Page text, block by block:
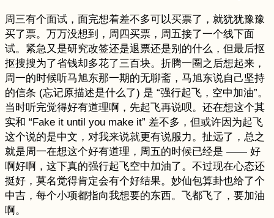
周三有个面试，面完想着差不多可以买票了，就犹犹豫豫
买了票。万万没想到，周四买票，周五接了一个线下面
试。紧急又是研究改签还是退票还是别的什么，但最后抠
抠搜搜为了省钱却多花了三百块。折腾一圈之后想起来，
周一的时候听马旭东那一期的无聊斋，马旭东说自己坚持
的信条 (忘记原描述是什么了) 是 “强行起飞，空中加油”。
当时听完觉得好有道理啊，先起飞再说呗。还在想这个其
实和 “Fake it until you make it” 差不多，但或许因为起飞
这个说的是中文，对我来说就更有说服力。扯远了，总之
就是周一在想这个好有道理，周五的时候已经是 —— 好
啊好啊，这下真的强行起飞空中加油了。不过现在心态还
挺好，莫名觉得肯定会有个好结果。妙仙包算卦也给了个
中吉，每个小项都指向我想要的东西。飞都飞了，要加油
啊。